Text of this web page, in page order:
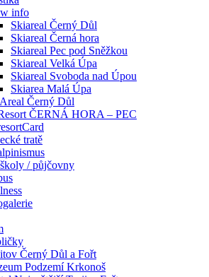
info
Skiareal Černý Důl
Skiareal Černá hora
Skiareal Pec pod Sněžkou
Skiareal Velká Úpa
Skiareal Svoboda nad Úpou
Skiarea Malá Úpa
Černý Důl
ČERNÁ HORA – PEC
tratě
/ půjčovny
Černý Důl a Fořt
Podzemí Krkonoš